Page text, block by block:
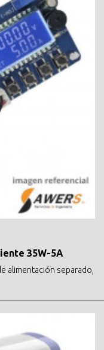
35W-5A
alimentación separado,